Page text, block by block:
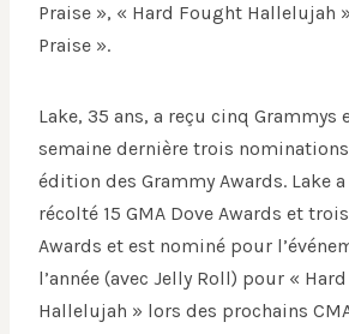
Praise », « Hard Fought Hallelujah
Praise ».
Lake, 35 ans, a reçu cinq Grammys
semaine dernière trois
édition des Grammy Awards. Lake
récolté 15 GMA Dove Awards et
Awards et est nominé pour
l’année (avec Jelly Roll) pour «
Hallelujah » lors des prochains